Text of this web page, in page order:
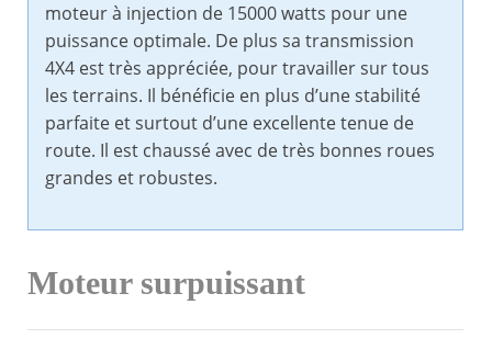
moteur à injection de 15000 watts pour une
puissance optimale. De plus sa transmission
4X4 est très appréciée, pour travailler sur tous
les terrains. Il bénéficie en plus d’une stabilité
parfaite et surtout d’une excellente tenue de
route. Il est chaussé avec de très bonnes roues
grandes et robustes.
Moteur surpuissant